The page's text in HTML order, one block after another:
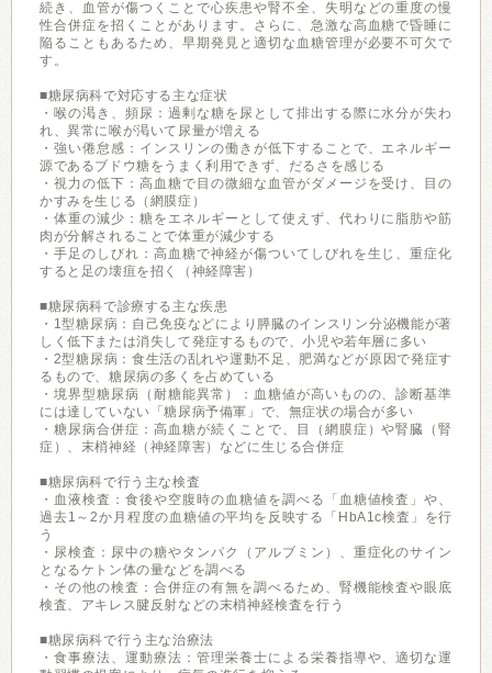
続き、血管が傷つくことで心疾患や腎不全、失明などの重度の慢
性合併症を招くことがあります。さらに、急激な高血糖で昏睡に
陥ることもあるため、早期発見と適切な血糖管理が必要不可欠で
す。
■糖尿病科で対応する主な症状
・喉の渇き、頻尿：過剰な糖を尿として排出する際に水分が失わ
れ、異常に喉が渇いて尿量が増える
・強い倦怠感：インスリンの働きが低下することで、エネルギー
源であるブドウ糖をうまく利用できず、だるさを感じる
・視力の低下：高血糖で目の微細な血管がダメージを受け、目の
かすみを生じる（網膜症）
・体重の減少：糖をエネルギーとして使えず、代わりに脂肪や筋
肉が分解されることで体重が減少する
・手足のしびれ：高血糖で神経が傷ついてしびれを生じ、重症化
すると足の壊疽を招く（神経障害）
■糖尿病科で診療する主な疾患
・1型糖尿病：自己免疫などにより膵臓のインスリン分泌機能が著
しく低下または消失して発症するもので、小児や若年層に多い
・2型糖尿病：食生活の乱れや運動不足、肥満などが原因で発症す
るもので、糖尿病の多くを占めている
・境界型糖尿病（耐糖能異常）：血糖値が高いものの、診断基準
には達していない「糖尿病予備軍」で、無症状の場合が多い
・糖尿病合併症：高血糖が続くことで、目（網膜症）や腎臓（腎
症）、末梢神経（神経障害）などに生じる合併症
■糖尿病科で行う主な検査
・血液検査：食後や空腹時の血糖値を調べる「血糖値検査」や、
過去1～2か月程度の血糖値の平均を反映する「HbA1c検査」を行
う
・尿検査：尿中の糖やタンパク（アルブミン）、重症化のサイン
となるケトン体の量などを調べる
・その他の検査：合併症の有無を調べるため、腎機能検査や眼底
検査、アキレス腱反射などの末梢神経検査を行う
■糖尿病科で行う主な治療法
・食事療法、運動療法：管理栄養士による栄養指導や、適切な運